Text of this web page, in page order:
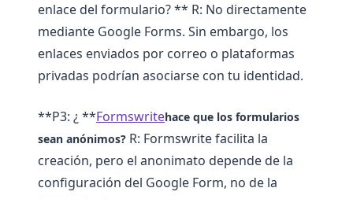
enlace del formulario? ** R: No directamente
mediante Google Forms. Sin embargo, los
enlaces enviados por correo o plataformas
privadas podrían asociarse con tu identidad.
**P3: ¿ **Formswritehace que los formularios
sean anónimos? R: Formswrite facilita la
creación, pero el anonimato depende de la
configuración del Google Form, no de la